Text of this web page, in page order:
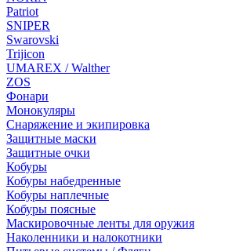
Patriot
SNIPER
Swarovski
Trijicon
UMAREX / Walther
ZOS
Фонари
Монокуляры
Снаряжение и экипировка
Защитные маски
Защитные очки
Кобуры
Кобуры набедренные
Кобуры наплечные
Кобуры поясные
Маскировочные ленты для оружия
Наколенники и налокотники